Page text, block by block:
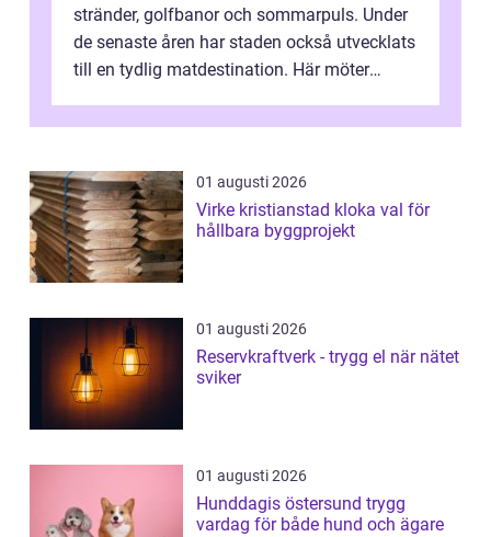
stränder, golfbanor och sommarpuls. Under
de senaste åren har staden också utvecklats
till en tydlig matdestination. Här möter
01 augusti 2026
Virke kristianstad kloka val för
hållbara byggprojekt
01 augusti 2026
Reservkraftverk - trygg el när nätet
sviker
01 augusti 2026
Hunddagis östersund trygg
vardag för både hund och ägare